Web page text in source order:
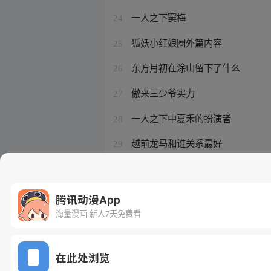
24 一人之下窦梅
25 狐妖小红娘圈外篇内容
26 东方月初在涂山留下了什么
27 傲来三少爷实力
28 一人之下中夏禾的扮演者
29 越前龙马和谁关系最好
腾讯动漫App
海量漫画 新人7天免费看
在此处浏览